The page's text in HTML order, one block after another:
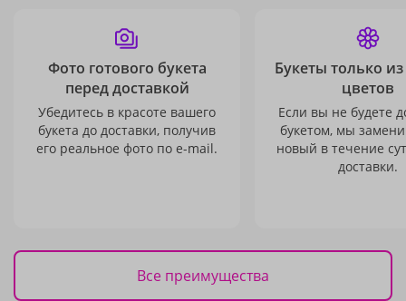
Фото готового букета
перед доставкой
Убедитесь в красоте вашего
букета до доставки, получив
его реальное фото по e-mail.
Букеты только
цветов
Если вы не будете
букетом, мы
новый в течение
доставки.
Все преимущества